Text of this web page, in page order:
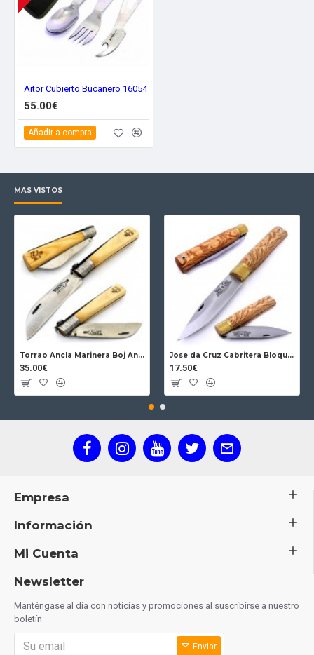
Aitor Cubierto Bucanero 16054
55.00€
Añadir a compra
MÁS VISTOS
Torrao Ancla Marinera Boj Ancla Bloqueo
35.00€
Jose da Cruz Cabritera Bloqueo Encina Carbono
17.50€
Empresa
Información
Mi Cuenta
Newsletter
Manténgase al día con noticias y promociones al suscribirse a nuestro
boletín
Enviar